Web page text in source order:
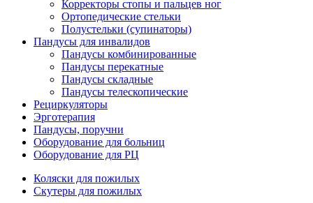
Корректоры стопы и пальцев ног
Ортопедические стельки
Полустельки (супинаторы)
Пандусы для инвалидов
Пандусы комбинированные
Пандусы перекатные
Пандусы складные
Пандусы телескопические
Рециркуляторы
Эрготерапия
Пандусы, поручни
Оборудование для больниц
Оборудование для РЦ
Коляски для пожилых
Скутеры для пожилых